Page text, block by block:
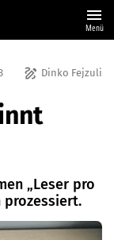
menu
Menü
draw Dinko Fejzuli
„Leser pro
prozessiert.